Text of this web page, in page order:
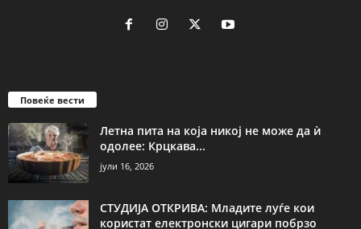
Повеќе вести
Летна пита на која никој не може да ѝ
одолее: Крцкава...
јули 16, 2026
СТУДИЈА ОТКРИВА: Младите луѓе кои
користат електронски цигари побрзо